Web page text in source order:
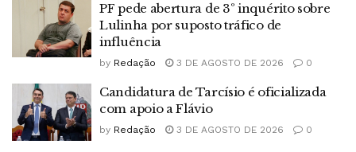
PF pede abertura de 3º inquérito sobre
Lulinha por suposto tráfico de
influência
by Redação 3 DE AGOSTO DE 2026 0
Candidatura de Tarcísio é oficializada
com apoio a Flávio
by Redação 3 DE AGOSTO DE 2026 0